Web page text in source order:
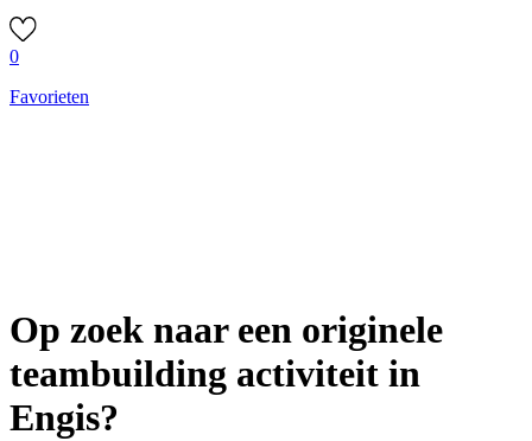
0
Favorieten
Op zoek naar een originele
teambuilding activiteit in
Engis?